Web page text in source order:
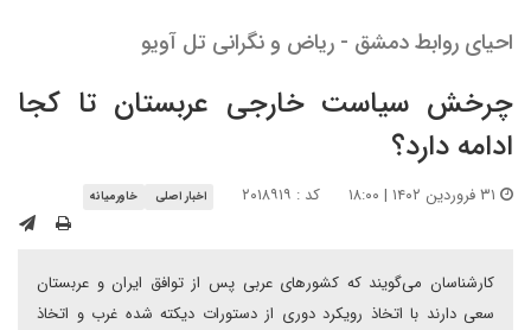
احیای روابط دمشق - ریاض و نگرانی تل آویو
چرخش سیاست خارجی عربستان تا کجا
ادامه دارد؟
کد : ۲۰۱۸۹۱۹ اخبار اصلی خاورمیانه
کارشناسان می‌گویند که کشورهای عربی پس از توافق ایران و عربستان
سعی دارند با اتخاذ رویکرد دوری از دستورات دیکته شده غرب و اتخاذ